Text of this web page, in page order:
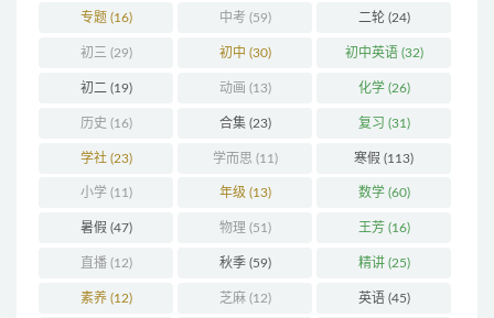
专题(16) 中考 (59) 二轮(24)
初三 (29) 初中 (30) 初中英语(32)
初二 (19) 动画 (13) 化学(26)
历史 (16) 合集(23) 复习 (31)
学社(23) 学而思 (11) 寒假 (113)
小学(11) 年级 (13) 数学(60)
暑假 (47) 物理 (51) 王芳(16)
直播(12) 秋季(59) 精讲(25)
素养(12) 芝麻(12) 英语(45)